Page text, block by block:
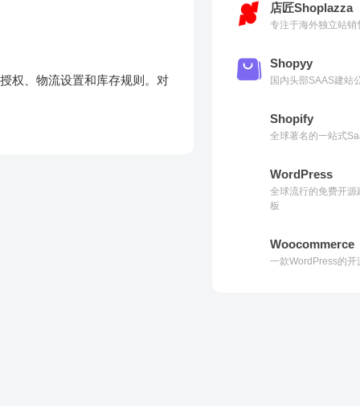
权、物流设置和库存规则。对
店匠Shoplazza
专注于海外独立站
Shopyy
国内头部SAAS建站
Shopify
全球著名的一站式
WordPress
全球流行的免费开
板
Woocommerce
一款WordPress的开